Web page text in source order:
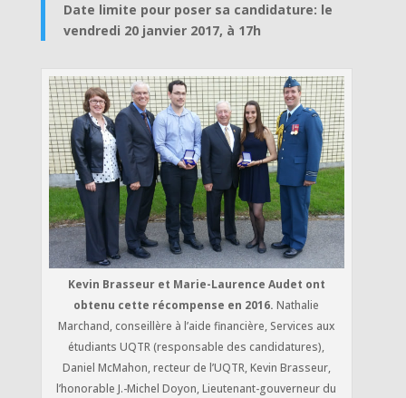
Date limite pour poser sa candidature: le
vendredi 20 janvier 2017, à 17h
Kevin Brasseur et Marie-Laurence Audet ont
obtenu cette récompense en 2016.Nathalie
Marchand, conseillère à l’aide financière, Services aux
étudiants UQTR (responsable des candidatures),
Daniel McMahon, recteur de l’UQTR, Kevin Brasseur,
l’honorable J.-Michel Doyon, Lieutenant-gouverneur du